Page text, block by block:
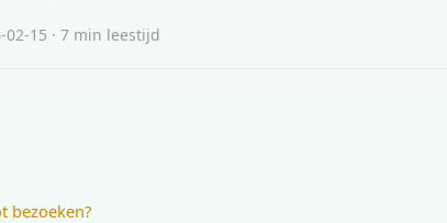
02-15 · 7 min leestijd
bezoeken?